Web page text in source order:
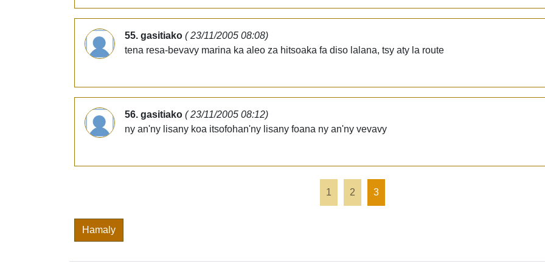
55. gasitiako ( 23/11/2005 08:08)
tena resa-bevavy marina ka aleo za hitsoaka fa diso lalana, tsy aty la route
56. gasitiako ( 23/11/2005 08:12)
ny an'ny lisany koa itsofohan'ny lisany foana ny an'ny vevavy
1 2 3
Hamaly